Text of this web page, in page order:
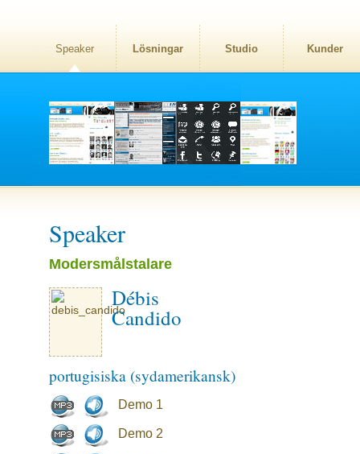
Speaker Lösningar Studio Kunder
Speaker
Modersmålstalare
Débis
Candido
portugisiska (sydamerikansk)
Demo 1
Demo 2